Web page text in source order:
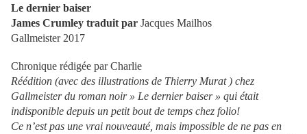
Le dernier baiser
James Crumley traduit par Jacques Mailhos
Gallmeister 2017
Chronique rédigée par Charlie
Réédition (avec des illustrations de Thierry Murat ) chez
Gallmeister du roman noir » Le dernier baiser » qui était
indisponible depuis un petit bout de temps chez folio!
Ce n’est pas une vrai nouveauté, mais impossible de ne pas en